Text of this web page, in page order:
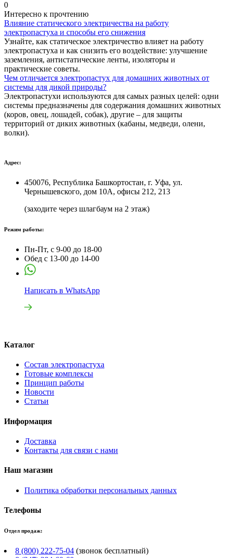
0
Интересно к прочтению
Влияние статического электричества на работу
электропастуха и способы его снижения
Узнайте, как статическое электричество влияет на работу
электропастуха и как снизить его воздействие: улучшение
заземления, антистатические ленты, изоляторы и
практические советы.
Чем отличается электропастух для домашних животных от
системы для дикой природы?
Электропастухи используются для самых разных целей: одни
системы предназначены для содержания домашних животных
(коров, овец, лошадей, собак), другие – для защиты
территорий от диких животных (кабаны, медведи, олени,
волки).
Адрес:
450076, Республика Башкортостан, г. Уфа, ул.
Чернышевского, дом 10А, офисы 212, 213
(заходите через шлагбаум на 2 этаж)
Режим работы:
Пн-Пт, с 9-00 до 18-00
Обед с 13-00 до 14-00
Написать в WhatsApp
Каталог
Состав электропастуха
Готовые комплексы
Принцип работы
Новости
Статьи
Информация
Доставка
Контакты для связи с нами
Наш магазин
Политика обработки персональных данных
Телефоны
Отдел продаж:
8 (800) 222-75-04 (звонок бесплатный)